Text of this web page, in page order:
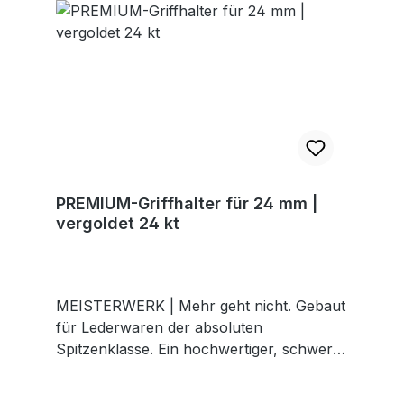
RÜCKGABE MÖGLICH.Montage durch
Fachbetrieb (Täschner/Sattler) wird
PREMIUM-Griffhalter für 24 mm |
vergoldet 24 kt
MEISTERWERK | Mehr geht nicht. Gebaut
für Lederwaren der absoluten
Spitzenklasse. Ein hochwertiger, schwerer